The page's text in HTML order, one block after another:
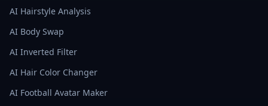
AI Hairstyle Analysis
AI Body Swap
AI Inverted Filter
AI Hair Color Changer
AI Football Avatar Maker